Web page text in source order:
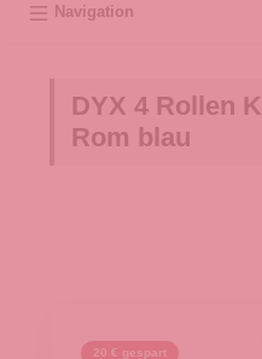
Navigation
DYX 4 Rollen
Rom blau
20 € gespart